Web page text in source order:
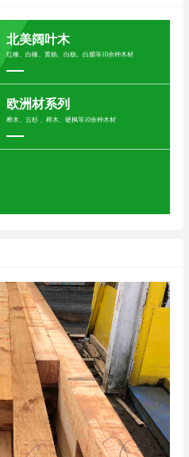
北美阔叶木
红橡、白橡、黄杨、白杨、白腊等10余种木材
欧洲材系列
桦木、云杉 、榉木、硬枫等10余种木材